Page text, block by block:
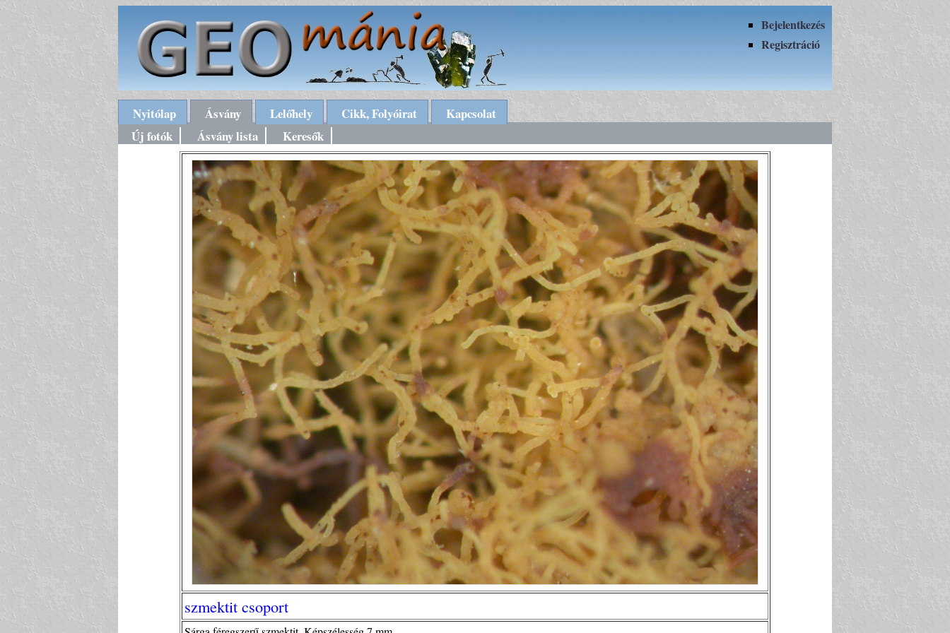
Bejelentkezés
Regisztráció
Nyitólap Ásvány Lelőhely Cikk, Folyóirat
Kapcsolat
Új fotók
Ásvány lista Keresők
szmektit csoport